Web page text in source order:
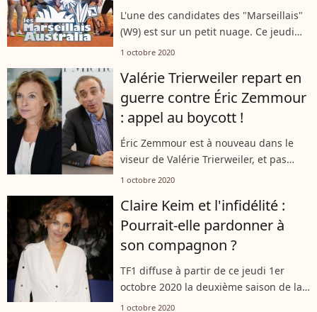
L'une des candidates des "Marseillais"
(W9) est sur un petit nuage. Ce jeudi
1er octobre 2020, la jeune femme a
premier enfant.
1 octobre 2020
Valérie Trierweiler repart en
guerre contre Éric Zemmour
: appel au boycott !
Éric Zemmour est à nouveau dans le
viseur de Valérie Trierweiler, et pas
seulement. L'intervention du polémiste
30 septembre 2020 a indigné
l'ancienne...
1 octobre 2020
Claire Keim et l'infidélité :
Pourrait-elle pardonner à
son compagnon ?
TF1 diffuse à partir de ce jeudi 1er
octobre 2020 la deuxième saison de la
série "Infidèle", adaptation de la série
1 octobre 2020